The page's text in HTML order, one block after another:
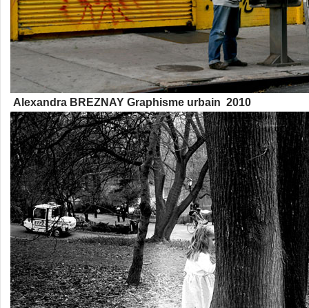
Alexandra BREZNAY Graphisme urbain 2010